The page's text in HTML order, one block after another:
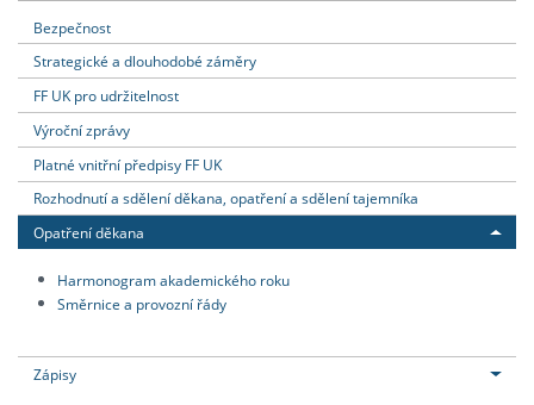
Bezpečnost
Strategické a dlouhodobé záměry
FF UK pro udržitelnost
Výroční zprávy
Platné vnitřní předpisy FF UK
Rozhodnutí a sdělení děkana, opatření a sdělení tajemníka
Opatření děkana
Harmonogram akademického roku
Směrnice a provozní řády
Zápisy